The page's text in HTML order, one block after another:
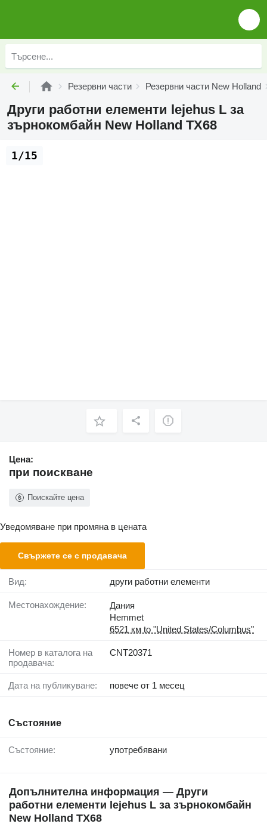
Резервни части Резервни части New Holland
Други работни елементи lejehus L за
зърнокомбайн New Holland TX68
1/15
Цена:
при поискване
Поискайте цена
Уведомяване при промяна в цената
Свържете се с продавача
Вид: други работни елементи
Местонахождение:
Дания
Hemmet
6521 км to "United States/Columbus"
Номер в каталога на
продавача:
CNT20371
Дата на публикуване: повече от 1 месец
Състояние
Състояние: употребявани
Допълнителна информация — Други
работни елементи lejehus L за зърнокомбайн
New Holland TX68